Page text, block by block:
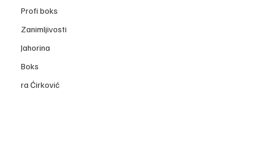
Profi boks
Zanimljivosti
Jahorina
Boks
ra Ćirković